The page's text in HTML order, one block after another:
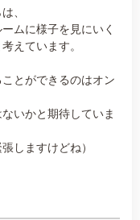
、
ムに様子を見にいく
えています。
とができるのはオン
いかと期待していま
しますけどね）